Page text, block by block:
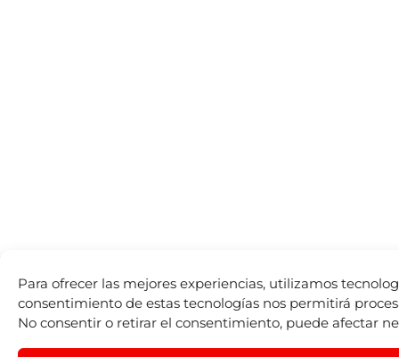
Para ofrecer las mejores experiencias, utilizamos
consentimiento de estas tecnologías nos permitirá
No consentir o retirar el consentimiento, puede afectar